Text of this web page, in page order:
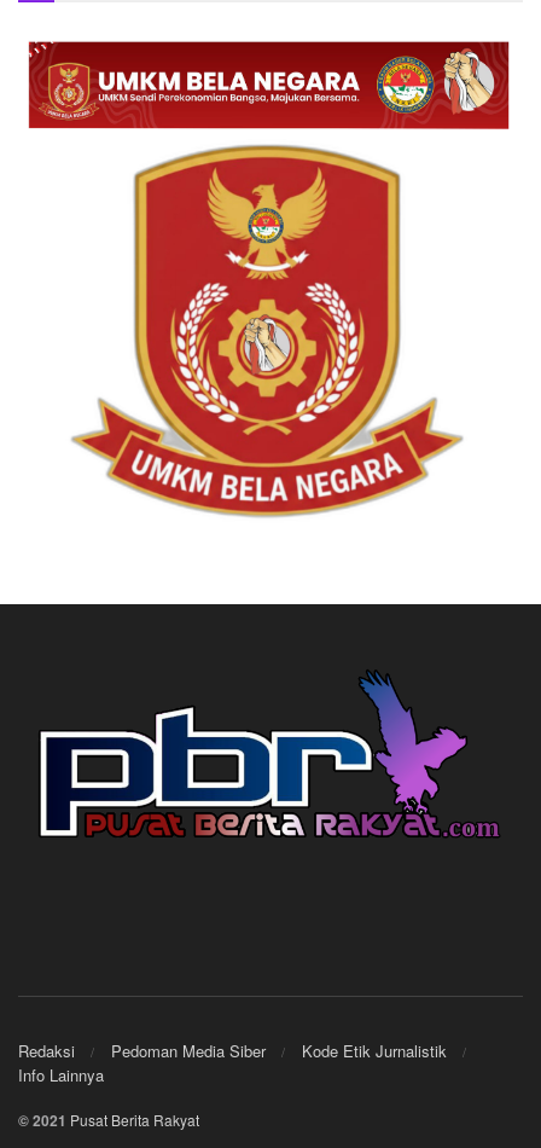
Redaksi Pedoman Media Siber
Kode Etik Jurnalistik
Info Lainnya
© 2021 Pusat Berita Rakyat